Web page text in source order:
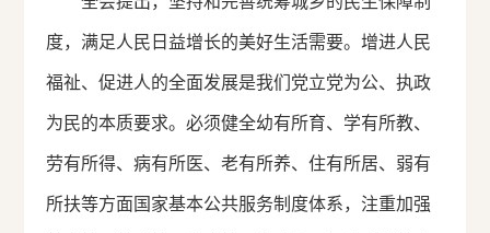
度，满足人民日益增长的美好生活需要。增进人民
福祉、促进人的全面发展是我们党立党为公、执政
为民的本质要求。必须健全幼有所育、学有所教、
劳有所得、病有所医、老有所养、住有所居、弱有
所扶等方面国家基本公共服务制度体系，注重加强